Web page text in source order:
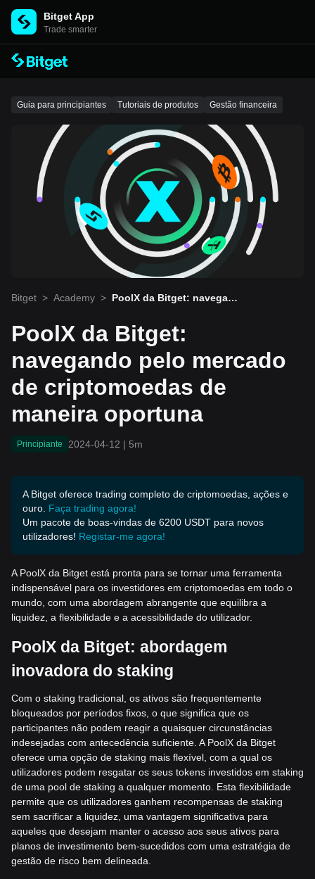
Bitget App
Trade smarter
Guia para principiantes Tutoriais de produtos Gestão financeira
Bitget > Academy > PoolX da Bitget: navegan
una
PoolX da Bitget:
navegando pelo mercado
de criptomoedas de
maneira oportuna
Principiante 2024-04-12 | 5m
A Bitget oferece trading completo de criptomoedas, ações e
ouro. Faça trading agora!
Um pacote de boas-vindas de 6200 USDT para novos
utilizadores! Registar-me agora!
A PoolX da Bitget está pronta para se tornar uma ferramenta
indispensável para os investidores em criptomoedas em todo o
mundo, com uma abordagem abrangente que equilibra a
liquidez, a flexibilidade e a acessibilidade do utilizador.
PoolX da Bitget: abordagem
inovadora do staking
Com o staking tradicional, os ativos são frequentemente
bloqueados por períodos fixos, o que significa que os
participantes não podem reagir a quaisquer circunstâncias
indesejadas com antecedência suficiente. A PoolX da Bitget
oferece uma opção de staking mais flexível, com a qual os
utilizadores podem resgatar os seus tokens investidos em staking
de uma pool de staking a qualquer momento. Esta flexibilidade
permite que os utilizadores ganhem recompensas de staking
sem sacrificar a liquidez, uma vantagem significativa para
aqueles que desejam manter o acesso aos seus ativos para
planos de investimento bem-sucedidos com uma estratégia de
gestão de risco bem delineada.